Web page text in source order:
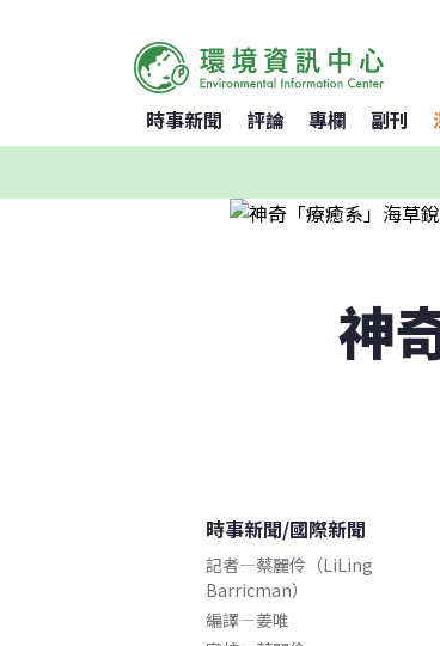
時事新聞 評論 專欄 副刊
神
時事新聞/國際新聞
記者—蔡麗伶（LiLing
Barricman）
編譯—姜唯